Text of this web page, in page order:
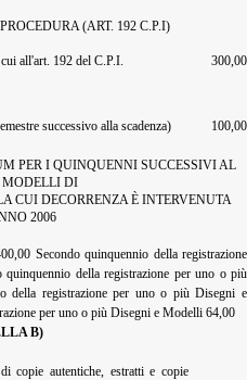
(ART. 192 C.P.I)
all'art. 192 del C.P.I. 300,00
successivo alla scadenza)
100,00
PER I QUINQUENNI SUCCESSIVI AL
DI
CUI DECORRENZA È INTERVENUTA
2006
Secondo quinquennio della registrazione
della registrazione per uno o più
della registrazione per uno o più Disegni e
per uno o più Disegni e Modelli 64,00
B)
copie autentiche, estratti e copie